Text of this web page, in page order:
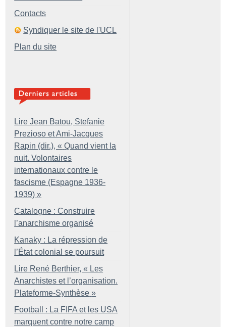
Contacts
Syndiquer le site de l'UCL
Plan du site
Lire Jean Batou, Stefanie
Prezioso et Ami-Jacques
Rapin (dir.), « Quand vient la
nuit. Volontaires
internationaux contre le
fascisme (Espagne 1936-
1939) »
Catalogne : Construire
l’anarchisme organisé
Kanaky : La répression de
l’État colonial se poursuit
Lire René Berthier, « Les
Anarchistes et l’organisation.
Plateforme-Synthèse »
Football : La FIFA et les USA
marquent contre notre camp